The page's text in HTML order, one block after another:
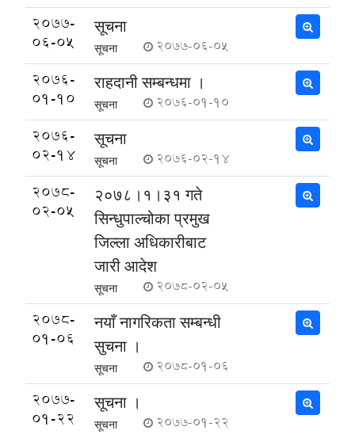
2077-
06-05
सूचना
सूचना 2077-06-05
2076-
01-10
राहदानी सम्बन्धमा ।
सूचना 2076-01-10
2076-
02-14
सूचना
सूचना 2076-02-14
2078-
02-05
२०७८।१।३१ गते
सिन्धुपाल्चोका प्रमुख
जिल्ला अधिकारीबाट
जारी आदेश
सूचना 2078-02-05
2078-
01-06
नयाँ नागरिकता सम्बन्धी
सुचना ।
सूचना 2078-01-06
2077-
01-22
सूचना ।
सूचना 2077-01-22